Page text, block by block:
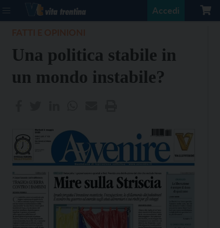
Accedi
Una politica stabile in
un mondo instabile?